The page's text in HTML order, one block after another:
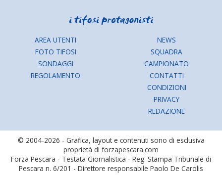
AREA UTENTI
FOTO TIFOSI
SONDAGGI
REGOLAMENTO
NEWS
SQUADRA
CAMPIONATO
CONTATTI
CONDIZIONI
PRIVACY
REDAZIONE
© 2004-2026 - Grafica, layout e contenuti sono di esclusiva
proprietà di forzapescara.com
Forza Pescara - Testata Giornalistica - Reg. Stampa Tribunale di
Pescara n. 6/201 - Direttore responsabile Paolo De Carolis